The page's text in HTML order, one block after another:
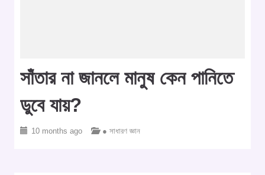
সাঁতার না জানলে মানুষ কেন পানিতে
ডুবে যায়?
10 months ago ● সাধারণ জ্ঞান